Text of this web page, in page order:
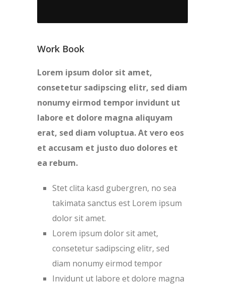
Work Book
Lorem ipsum dolor sit amet,
consetetur sadipscing elitr, sed diam
nonumy eirmod tempor invidunt ut
labore et dolore magna aliquyam
erat, sed diam voluptua. At vero eos
et accusam et justo duo dolores et
ea rebum.
Stet clita kasd gubergren, no sea
takimata sanctus est Lorem ipsum
dolor sit amet.
Lorem ipsum dolor sit amet,
consetetur sadipscing elitr, sed
diam nonumy eirmod tempor
Invidunt ut labore et dolore magna